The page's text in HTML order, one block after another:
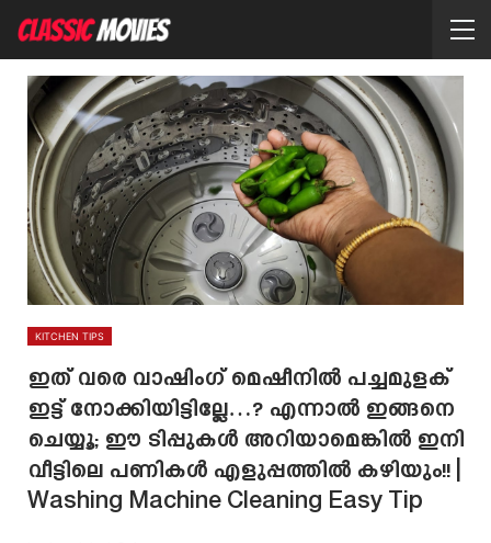
KITCHEN TIPS
ഇത് വരെ വാഷിംഗ് മെഷീനിൽ പച്ചമുളക്
ഇട്ട് നോക്കിയിട്ടില്ലേ…? എന്നാൽ ഇങ്ങനെ
ചെയ്യൂ; ഈ ടിപ്പുകൾ അറിയാമെങ്കിൽ ഇനി
വീട്ടിലെ പണികൾ എളുപ്പത്തിൽ കഴിയും!! |
Washing Machine Cleaning Easy Tip